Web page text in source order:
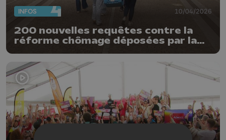
INFOS 10/04/2026
200 nouvelles requêtes contre la
réforme chômage déposées par la